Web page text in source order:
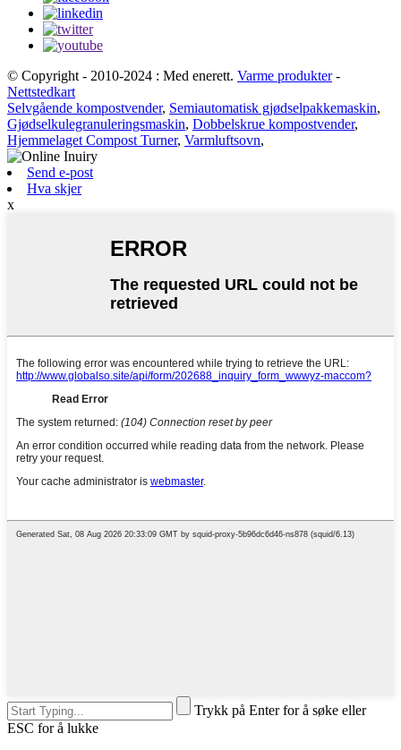
© Copyright - 2010-2024 : Med enerett. Varme produkter-
Nettstedkart
Selvgående kompostvender, Semiautomatisk gjødselpakkemaskin,
Gjødselkulegranuleringsmaskin, Dobbelskrue kompostvender,
Hjemmelaget Compost Turner, Varmluftsovn,
Send e-post
Hva skjer
x
Trykk på Enter for å søke eller
ESC for å lukke